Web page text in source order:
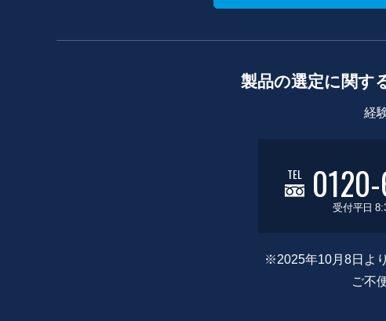
製品の選定に関す
経
TEL
受付平日
※2025年10月8日よ
ご不